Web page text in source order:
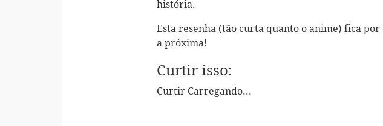
história.
Esta resenha (tão curta quanto o anime) fica
a próxima!
Curtir isso:
Curtir Carregando...